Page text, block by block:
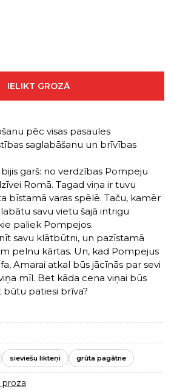
IELIKT GROZĀ
pēc visas pasaules
saglabāšanu un brīvības
garš: no verdzības Pompeju
Romā. Tagad viņa ir tuvu
bīstamā varas spēlē. Taču, kamēr
savu vietu šajā intrigu
paliek Pompejos.
savu klātbūtni, un pazīstamā
pelnu kārtas. Un, kad Pompejus
Amarai atkal būs jācīnās par sevi
mīl. Bet kāda cena viņai būs
būtu patiesi brīva?
sieviešu likteņi grūta pagātne
proza